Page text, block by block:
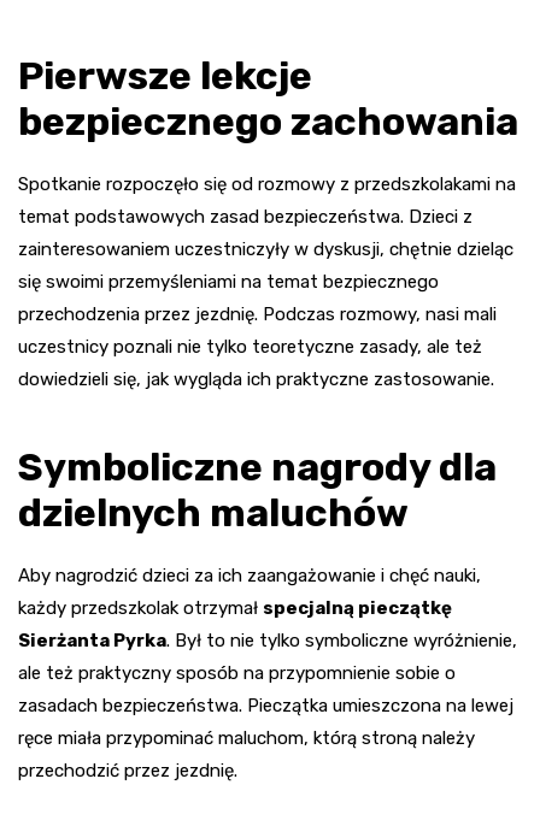
Pierwsze lekcje
bezpiecznego zachowania
Spotkanie rozpoczęło się od rozmowy z przedszkolakami na
temat podstawowych zasad bezpieczeństwa. Dzieci z
zainteresowaniem uczestniczyły w dyskusji, chętnie dzieląc
się swoimi przemyśleniami na temat bezpiecznego
przechodzenia przez jezdnię. Podczas rozmowy, nasi mali
uczestnicy poznali nie tylko teoretyczne zasady, ale też
dowiedzieli się, jak wygląda ich praktyczne zastosowanie.
Symboliczne nagrody dla
dzielnych maluchów
Aby nagrodzić dzieci za ich zaangażowanie i chęć nauki,
każdy przedszkolak otrzymał specjalną pieczątkę
Sierżanta Pyrka. Był to nie tylko symboliczne wyróżnienie,
ale też praktyczny sposób na przypomnienie sobie o
zasadach bezpieczeństwa. Pieczątka umieszczona na lewej
ręce miała przypominać maluchom, którą stroną należy
przechodzić przez jezdnię.